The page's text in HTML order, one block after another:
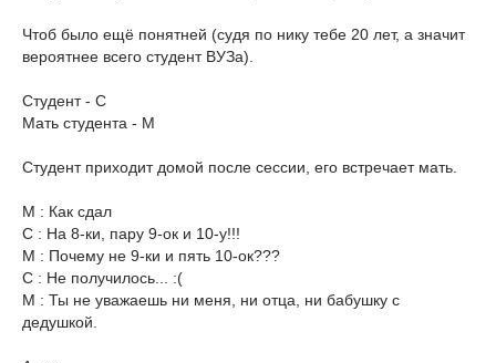
Чтоб было ещё понятней (судя по нику тебе 20 лет, а значит
вероятнее всего студент ВУЗа).
Студент - С
Мать студента - М
Студент приходит домой после сессии, его встречает мать.
М : Как сдал
С : На 8-ки, пару 9-ок и 10-у!!!
М : Почему не 9-ки и пять 10-ок???
С : Не получилось... :(
М : Ты не уважаешь ни меня, ни отца, ни бабушку с
дедушкой.